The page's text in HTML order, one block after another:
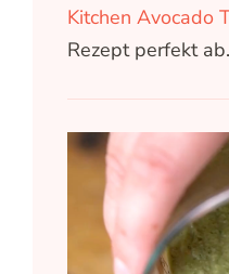
Kitchen Avocado
Rezept perfekt ab.